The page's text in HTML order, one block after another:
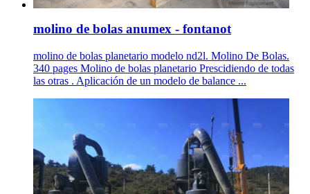
molino de bolas anumex - fontanot
molino de bolas planetario modelo nd2l. Molino De Bolas.
340 pages Molino de bolas planetario Prescidiendo de todas
las otras . Aplicación de un modelo de balance ...